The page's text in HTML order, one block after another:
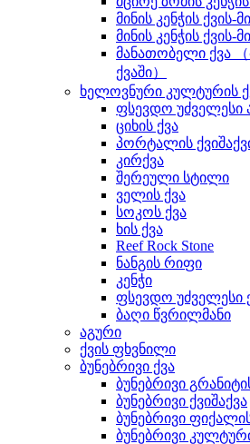
მინის კენჭის ქვის-
მინის კენჭის ქვის-
მანათობელი ქვა
ქვაში）
ხელოვნური კულტურის
ფსევდო უძველესი
ციხის ქვა
პორტალის
კირქვა
შერეული სტილი
ველის ქვა
სოკოს ქვა
ხის ქვა
Reef Rock Stone
ნანგის რიფი
კენჭი
ფსევდო უძველესი
ბაღი წვრილმანი
აგური
ქვის ფხვნილი
ბუნებრივი ქვა
ბუნებრივი
ბუნებრივი ქვიშაქვა
ბუნებრივი
ბუნებრივი